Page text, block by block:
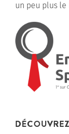
un peu plus le